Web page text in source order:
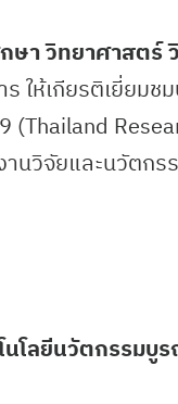
า วิทยาศาสตร์
ให้เกียรติเยี่ยมช
(Thailand
นวิจัยและนวัตกร
โลยีนวัตกรรมบู